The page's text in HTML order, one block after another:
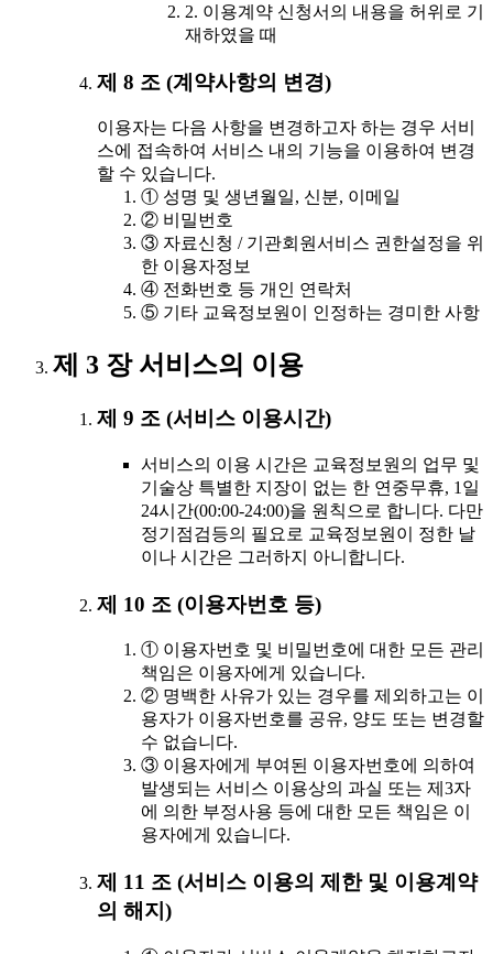
2. 이용계약 신청서의 내용을 허위로 기
재하였을 때
제 8 조 (계약사항의 변경)
이용자는 다음 사항을 변경하고자 하는 경우 서비
스에 접속하여 서비스 내의 기능을 이용하여 변경
할 수 있습니다.
① 성명 및 생년월일, 신분, 이메일
② 비밀번호
③ 자료신청 / 기관회원서비스 권한설정을 위
한 이용자정보
④ 전화번호 등 개인 연락처
⑤ 기타 교육정보원이 인정하는 경미한 사항
제 3 장 서비스의 이용
제 9 조 (서비스 이용시간)
서비스의 이용 시간은 교육정보원의 업무 및
기술상 특별한 지장이 없는 한 연중무휴, 1일
24시간(00:00-24:00)을 원칙으로 합니다. 다만
정기점검등의 필요로 교육정보원이 정한 날
이나 시간은 그러하지 아니합니다.
제 10 조 (이용자번호 등)
① 이용자번호 및 비밀번호에 대한 모든 관리
책임은 이용자에게 있습니다.
② 명백한 사유가 있는 경우를 제외하고는 이
용자가 이용자번호를 공유, 양도 또는 변경할
수 없습니다.
③ 이용자에게 부여된 이용자번호에 의하여
발생되는 서비스 이용상의 과실 또는 제3자
에 의한 부정사용 등에 대한 모든 책임은 이
용자에게 있습니다.
제 11 조 (서비스 이용의 제한 및 이용계약
의 해지)